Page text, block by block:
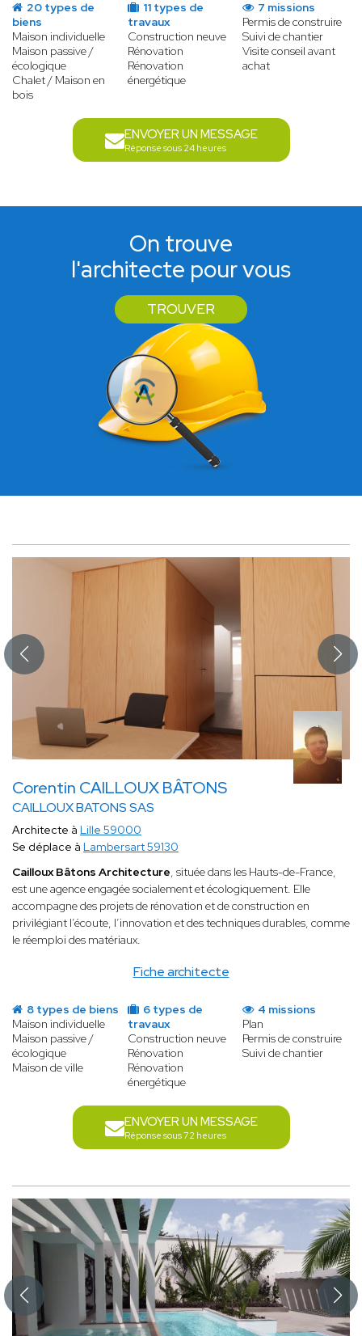
20 types de
biens
Maison individuelle
Maison passive /
écologique
Chalet / Maison en
bois
11 types de
travaux
Construction neuve
Rénovation
Rénovation
énergétique
7 missions
Permis de construire
Suivi de chantier
Visite conseil avant
achat
ENVOYER UN MESSAGE
Réponse sous 24 heures
On trouve
l'architecte pour vous
TROUVER
Corentin CAILLOUX BÂTONS
CAILLOUX BATONS SAS
Fiche architecte
Architecte à Lille 59000
Se déplace à Lambersart 59130
Cailloux Bâtons Architecture, située dans les Hauts-de-France,
est une agence engagée socialement et écologiquement. Elle
accompagne des projets de rénovation et de construction en
privilégiant l’écoute, l’innovation et des techniques durables, comme
le réemploi des matériaux.
8 types de biens
Maison individuelle
Maison passive /
écologique
Maison de ville
6 types de
travaux
Construction neuve
Rénovation
Rénovation
énergétique
4 missions
Plan
Permis de construire
Suivi de chantier
ENVOYER UN MESSAGE
Réponse sous 72 heures